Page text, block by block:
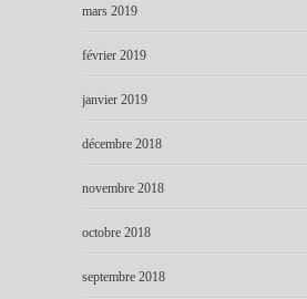
mars 2019
février 2019
janvier 2019
décembre 2018
novembre 2018
octobre 2018
septembre 2018